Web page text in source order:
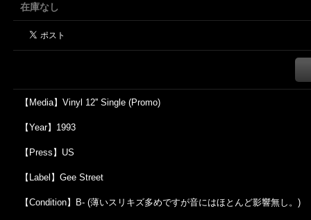
在庫なし
【Media】Vinyl 12'' Single (Promo)
【Year】1993
【Press】US
【Label】Gee Street
【Condition】B- (薄いスリキズ多めですが音にはほとんど影響無し。)